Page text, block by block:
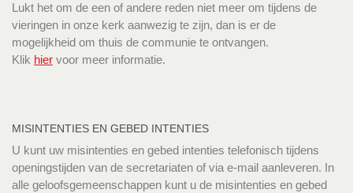
Lukt het om de een of andere reden niet meer om tijdens de
vieringen in onze kerk aanwezig te zijn, dan is er de
mogelijkheid om thuis de communie te ontvangen.
Klik hier voor meer informatie.
MISINTENTIES EN GEBED INTENTIES
U kunt uw misintenties en gebed intenties telefonisch tijdens
openingstijden van de secretariaten of via e-mail aanleveren. In
alle geloofsgemeenschappen kunt u de misintenties en gebed